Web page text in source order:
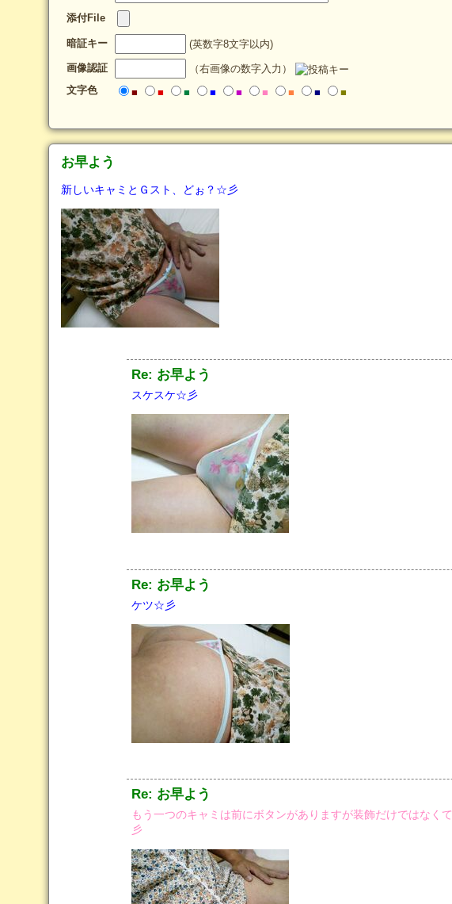
添付File
暗証キー
(英数字8文字以内)
画像認証
（右画像の数字入力）
文字色
■ ■ ■ ■ ■ ■ ■ ■ ■
お早よう
新しいキャミとＧスト、どぉ？☆彡
Re: お早よう
スケスケ☆彡
Re: お早よう
ケツ☆彡
Re: お早よう
もう一つのキャミは前にボタンがありますが装飾だけではな
彡